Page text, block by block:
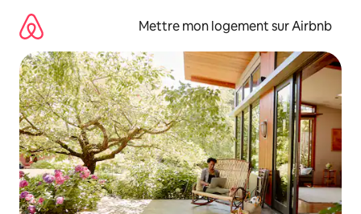
directement
contenu
Mettre mon logement sur Airbnb